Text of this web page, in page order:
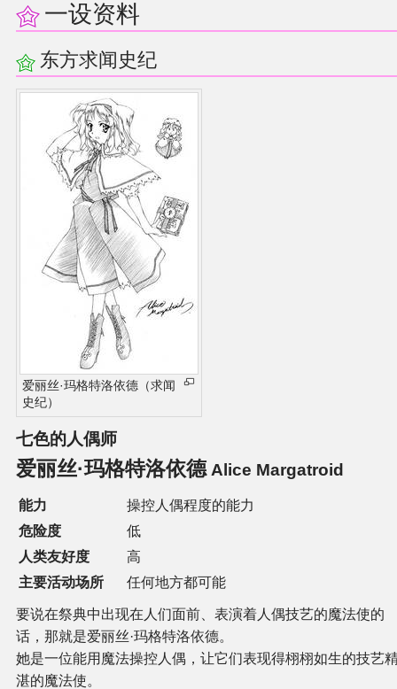
一设资料
东方求闻史纪
爱丽丝·玛格特洛依德（求闻
史纪）
七色的人偶师
爱丽丝·玛格特洛依德Alice Margatroid
能力
操控人偶程度的能力
危险度
低
人类友好度
高
主要活动场所
任何地方都可能
要说在祭典中出现在人们面前、表演着人偶技艺的魔法使的
话，那就是爱丽丝·玛格特洛依德。
她是一位能用魔法操控人偶，让它们表现得栩栩如生的技艺
湛的魔法使。